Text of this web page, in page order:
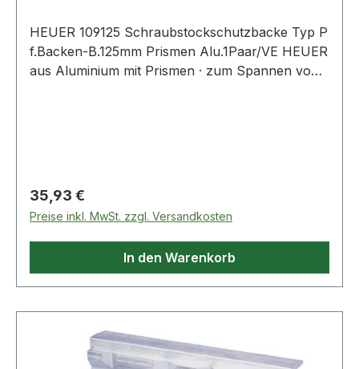
HEUER 109125 Schraubstockschutzbacke Typ P
f.Backen-B.125mm Prismen Alu.1Paar/VE HEUER
aus Aluminium mit Prismen · zum Spannen von
Regulärer Preis:
35,93 €
Preise inkl. MwSt. zzgl. Versandkosten
In den Warenkorb